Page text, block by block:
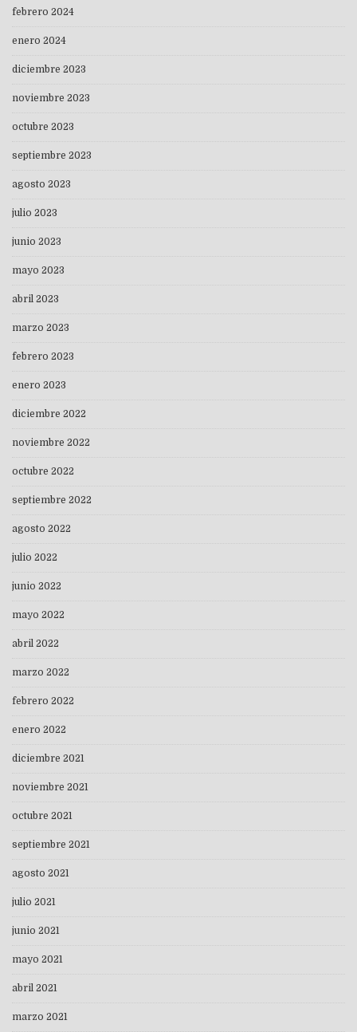
febrero 2024
enero 2024
diciembre 2023
noviembre 2023
octubre 2023
septiembre 2023
agosto 2023
julio 2023
junio 2023
mayo 2023
abril 2023
marzo 2023
febrero 2023
enero 2023
diciembre 2022
noviembre 2022
octubre 2022
septiembre 2022
agosto 2022
julio 2022
junio 2022
mayo 2022
abril 2022
marzo 2022
febrero 2022
enero 2022
diciembre 2021
noviembre 2021
octubre 2021
septiembre 2021
agosto 2021
julio 2021
junio 2021
mayo 2021
abril 2021
marzo 2021